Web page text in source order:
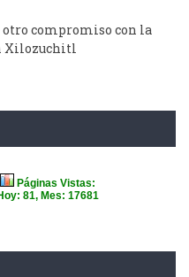
otro compromiso con la
Xilozuchitl